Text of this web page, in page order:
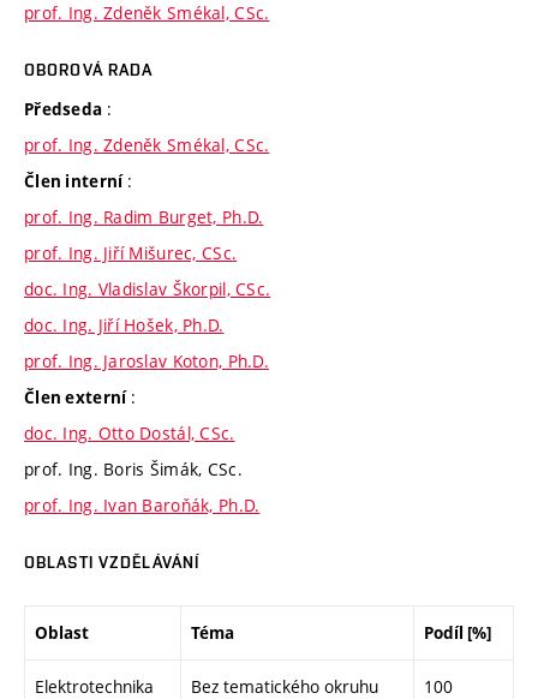
prof. Ing. Zdeněk Smékal, CSc.
OBOROVÁ RADA
Předseda :
prof. Ing. Zdeněk Smékal, CSc.
Člen interní :
prof. Ing. Radim Burget, Ph.D.
prof. Ing. Jiří Mišurec, CSc.
doc. Ing. Vladislav Škorpil, CSc.
doc. Ing. Jiří Hošek, Ph.D.
prof. Ing. Jaroslav Koton, Ph.D.
Člen externí :
doc. Ing. Otto Dostál, CSc.
prof. Ing. Boris Šimák, CSc.
prof. Ing. Ivan Baroňák, Ph.D.
OBLASTI VZDĚLÁVÁNÍ
Oblast Téma Podíl [%]
Elektrotechnika Bez tematického okruhu 100